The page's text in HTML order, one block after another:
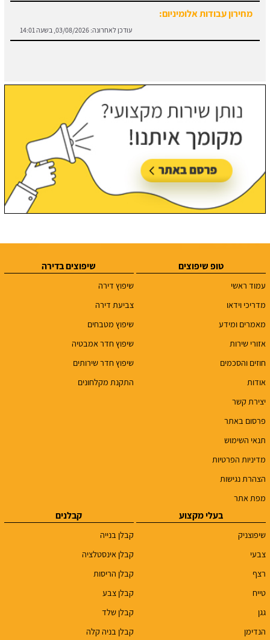
מחירון עבודות אלומיניום:
טופ שיפוצים
עמוד ראשי
מדריכי וידאו
מאמרים ומידע
אזורי שירות
חוזים והסכמים
אודות
יצירת קשר
פרסום באתר
תנאי השימוש
מדיניות הפרטיות
הצהרת נגישות
מפת אתר
שיפוצים בדירה
שיפוץ דירה
צביעת דירה
שיפוץ מטבחים
שיפוץ חדר אמבטיה
שיפוץ חדר שירותים
התקנת מקלחונים
בעלי מקצוע
שיפוצניק
צבעי
רצף
טייח
גגן
הנדימן
קבלנים
קבלן בנייה
קבלן אינסטלציה
קבלן הריסות
קבלן צבע
קבלן שלד
קבלן בניה קלה